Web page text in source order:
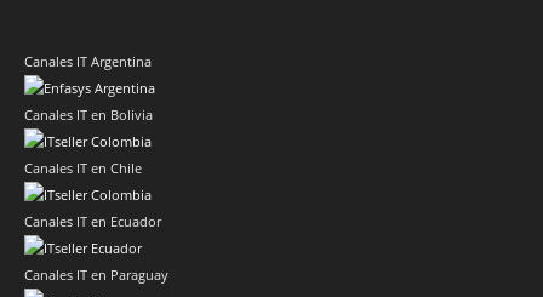
Canales IT Argentina
Canales IT en Bolivia
Canales IT en Chile
Canales IT en Ecuador
Canales IT en Paraguay